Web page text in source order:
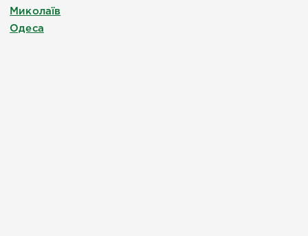
Миколаїв
Одеса